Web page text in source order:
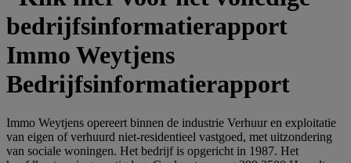
Immo Weytjens
Bedrijfsinformatierapport
Immo Weytjens opereert binnen de industrie Verhuur en exploitatie
van eigen of verhuurd niet-residentieel vastgoed, met uitzondering
van sociale woningen. Het bedrijf is opgericht in 1987. Het